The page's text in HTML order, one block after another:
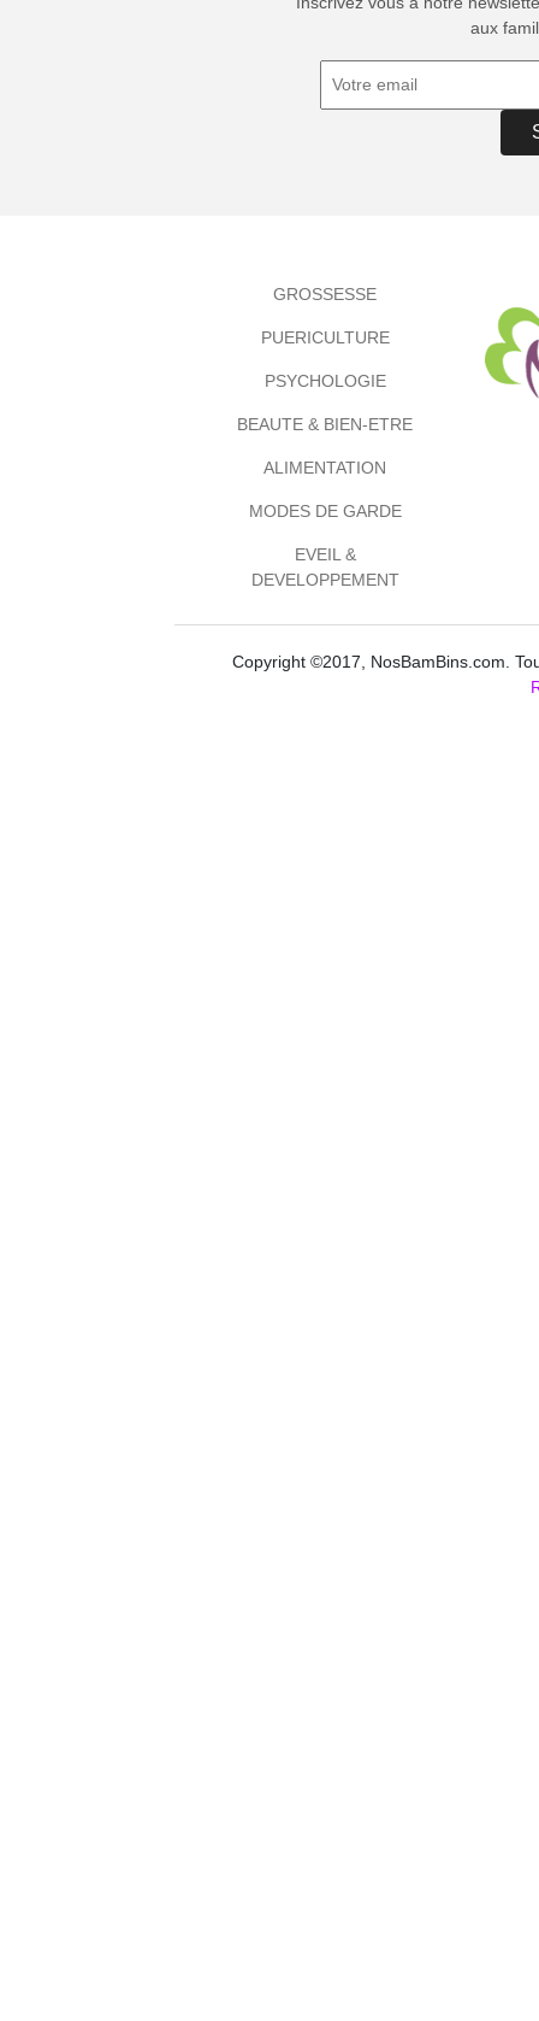
aux
GROSSESSE
PUERICULTURE
PSYCHOLOGIE
BEAUTE & BIEN-ETRE
ALIMENTATION
MODES DE GARDE
EVEIL &
DEVELOPPEMENT
Copyright ©2017, NosBamBins.com.